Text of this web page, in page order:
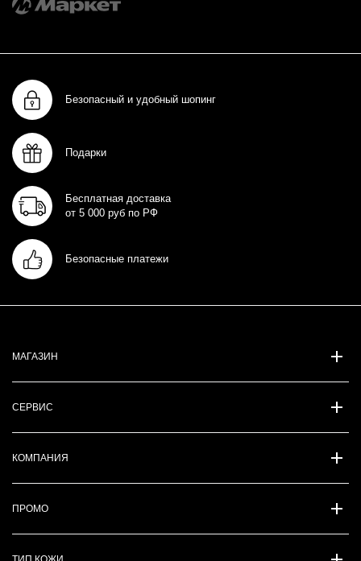
Безопасный и удобный шопинг
Подарки
Бесплатная доставка
от 5 000 руб по РФ
Безопасные платежи
МАГАЗИН
СЕРВИС
КОМПАНИЯ
ПРОМО